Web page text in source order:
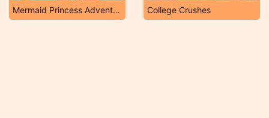
Mermaid Princess Adventure College Crushes